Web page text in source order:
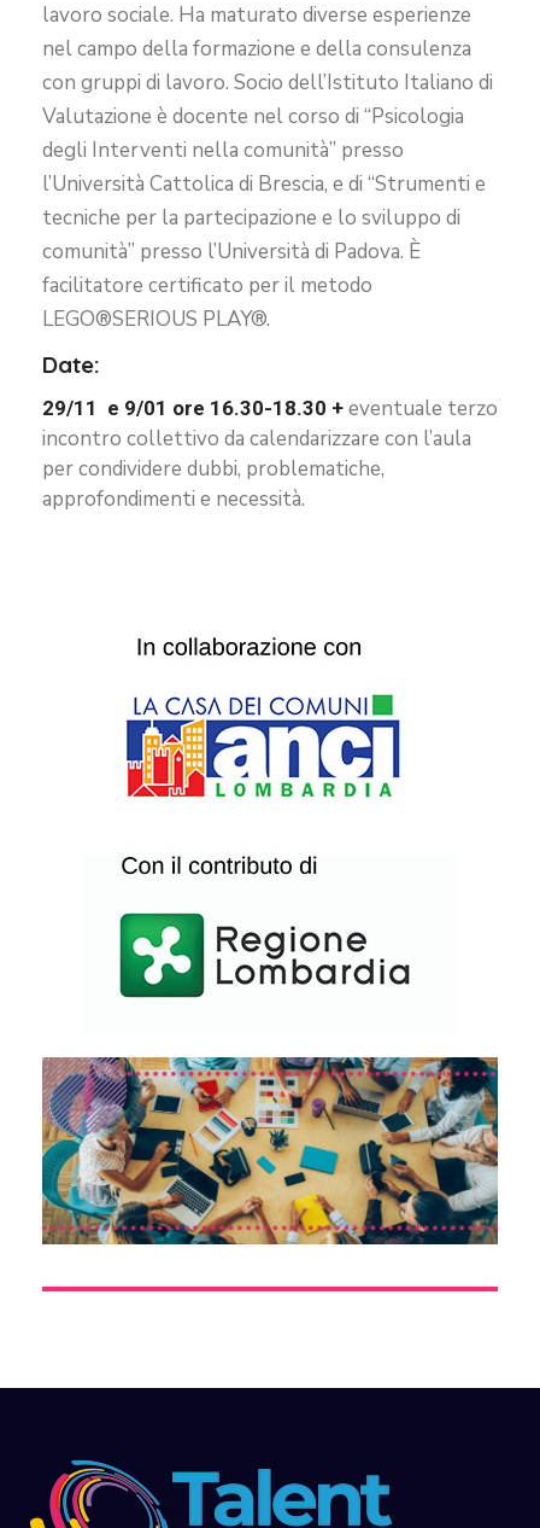
lavoro sociale. Ha maturato diverse esperienze
nel campo della formazione e della consulenza
con gruppi di lavoro. Socio dell’Istituto Italiano di
Valutazione è docente nel corso di “Psicologia
degli Interventi nella comunità” presso
l’Università Cattolica di Brescia, e di “Strumenti e
tecniche per la partecipazione e lo sviluppo di
comunità” presso l’Università di Padova. È
facilitatore certificato per il metodo
LEGO®SERIOUS PLAY®.
Date:
29/11 e 9/01 ore 16.30-18.30 + eventuale terzo
incontro collettivo da calendarizzare con l’aula
per condividere dubbi, problematiche,
approfondimenti e necessità.